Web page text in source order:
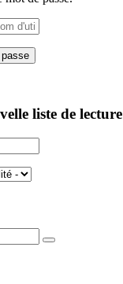
liste de lecture